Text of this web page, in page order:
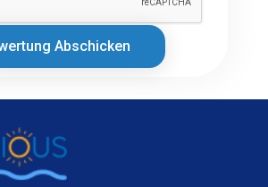
Abschicken